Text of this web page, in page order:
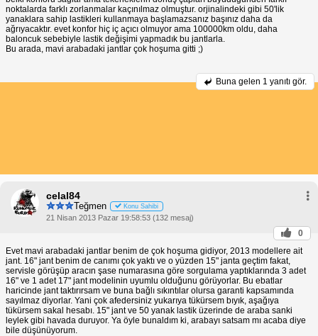
noktalarda farklı zorlanmalar kaçınılmaz olmuştur. orjinalindeki gibi 50'lik
yanaklara sahip lastikleri kullanmaya başlamazsanız başınız daha da
ağrıyacaktır. evet konfor hiç iç açıcı olmuyor ama 100000km oldu, daha
baloncuk sebebiyle lastik değişimi yapmadık bu jantlarla.
Bu arada, mavi arabadaki jantlar çok hoşuma gitti ;)
Buna gelen 1 yanıtı gör.
celal84
Teğmen Konu Sahibi
21 Nisan 2013 Pazar 19:58:53 (132 mesaj)
0
Evet mavi arabadaki jantlar benim de çok hoşuma gidiyor, 2013 modellere ait
jant. 16" jant benim de canımı çok yaktı ve o yüzden 15" janta geçtim fakat,
servisle görüşüp aracın şase numarasına göre sorgulama yaptıklarında 3 adet
16" ve 1 adet 17" jant modelinin uyumlu olduğunu görüyorlar. Bu ebatlar
haricinde jant taktırırsam ve buna bağlı sıkıntılar olursa garanti kapsamında
sayılmaz diyorlar. Yani çok afedersiniz yukarıya tükürsem bıyık, aşağıya
tükürsem sakal hesabı. 15" jant ve 50 yanak lastik üzerinde de araba sanki
leylek gibi havada duruyor. Ya öyle bunaldım ki, arabayı satsam mı acaba diye
bile düşünüyorum.